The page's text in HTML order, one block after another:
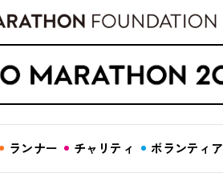
ランナー チャリティ ボランティア